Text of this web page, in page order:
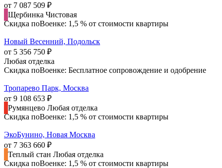
от 7 087 509 ₽
Щербинка Чистовая
Скидка поВоенке: 1,5 % от стоимости квартиры
Новый Весенний, Подольск
от 5 356 750 ₽
Любая отделка
Скидка поВоенке: Бесплатное сопровождение и одобрение
Тропарево Парк, Москва
от 9 108 653 ₽
Румянцево Любая отделка
Скидка поВоенке: 1,5 % от стоимости квартиры
ЭкоБунино, Новая Москва
от 7 363 660 ₽
Теплый стан Любая отделка
Скидка поВоенке: 1,5 % от стоимости квартиры